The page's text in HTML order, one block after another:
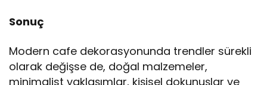
Sonuç
Modern cafe dekorasyonunda trendler sürekli
olarak değişse de, doğal malzemeler,
minimalist yaklaşımlar, kişisel dokunuşlar ve